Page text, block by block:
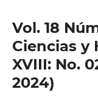
Vol. 18
Ciencias y
XVIII: No.
2024)